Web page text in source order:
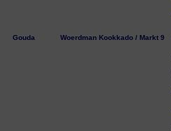
Gouda Woerdman Kookkado / Markt 9